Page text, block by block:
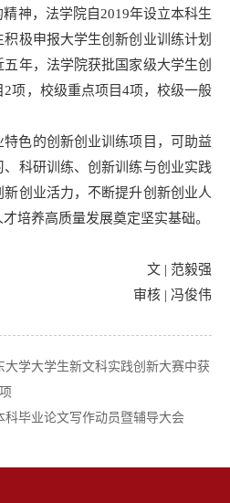
神，法学院自2019年设立本科生
极申报大学生创新创业训练计划
年，法学院获批国家级大学生创
项，校级重点项目4项，校级一般
色的创新创业训练项目，可助益
科研训练、创新训练与创业实践
创业活力，不断提升创新创业人
培养高质量发展奠定坚实基础。
文 | 范毅强
审核 | 冯俊伟
大学大学生新文科实践创新大赛中获
科毕业论文写作动员暨辅导大会